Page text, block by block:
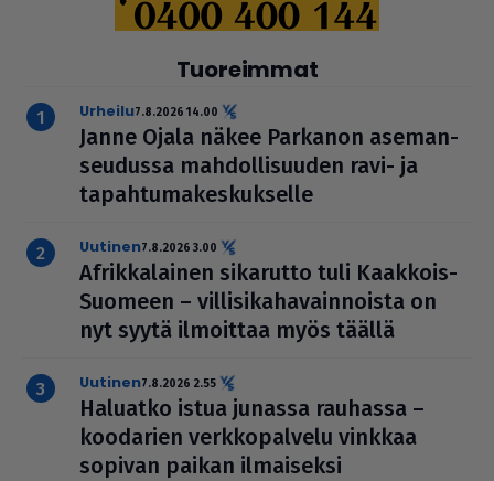
Tuoreimmat
urheilu7.8.2026 14.00
Janne Ojala näkee Parkanon ase­man­
seu­dussa mah­dol­li­suu­den ravi- ja
tapah­tu­ma­kes­kuk­selle
uutinen7.8.2026 3.00
Afrik­ka­lai­nen sikarutto tuli Kaakkois-
Suomeen – vil­li­si­ka­ha­vain­noista on
nyt syytä ilmoittaa myös täällä
uutinen7.8.2026 2.55
Haluatko istua junassa rauhassa –
koodarien verk­ko­pal­velu vinkkaa
sopivan paikan ilmai­seksi